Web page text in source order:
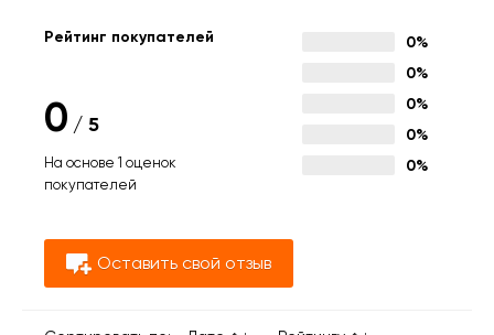
Рейтинг покупателей
0 / 5
На основе 1 оценок
покупателей
0%
0%
0%
0%
0%
Оставить свой отзыв